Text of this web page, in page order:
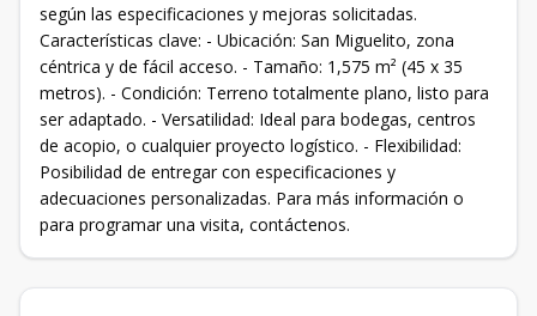
según las especificaciones y mejoras solicitadas.
Características clave: - Ubicación: San Miguelito, zona
céntrica y de fácil acceso. - Tamaño: 1,575 m² (45 x 35
metros). - Condición: Terreno totalmente plano, listo para
ser adaptado. - Versatilidad: Ideal para bodegas, centros
de acopio, o cualquier proyecto logístico. - Flexibilidad:
Posibilidad de entregar con especificaciones y
adecuaciones personalizadas. Para más información o
para programar una visita, contáctenos.